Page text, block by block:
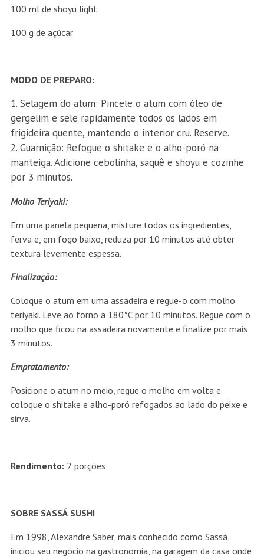
100 ml de shoyu light
100 g de açúcar
MODO DE PREPARO:
Selagem do atum: Pincele o atum com óleo de
gergelim e sele rapidamente todos os lados em
frigideira quente, mantendo o interior cru. Reserve.
Guarnição: Refogue o shitake e o alho-poró na
manteiga. Adicione cebolinha, saquê e shoyu e cozinhe
por 3 minutos.
Molho Teriyaki:
Em uma panela pequena, misture todos os ingredientes,
ferva e, em fogo baixo, reduza por 10 minutos até obter
textura levemente espessa.
Finalização:
Coloque o atum em uma assadeira e regue-o com molho
teriyaki. Leve ao forno a 180°C por 10 minutos. Regue com o
molho que ficou na assadeira novamente e finalize por mais
3 minutos.
Empratamento:
Posicione o atum no meio, regue o molho em volta e
coloque o shitake e alho-poró refogados ao lado do peixe e
sirva.
Rendimento: 2 porções
SOBRE SASSÁ SUSHI
Em 1998, Alexandre Saber, mais conhecido como Sassá,
iniciou seu negócio na gastronomia, na garagem da casa onde